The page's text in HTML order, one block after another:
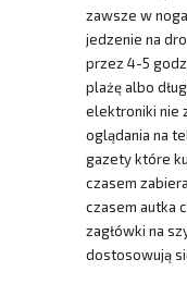
zawsze w
jedzenie na
przez 4-5
plażę albo
elektroniki nie
oglądania na
gazety które
czasem
czasem autka
zagłówki na
dostosowują